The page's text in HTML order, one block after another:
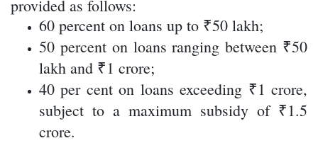
provided as follows:
60 percent on loans up to ₹50 lakh;
50 percent on loans ranging between ₹50
lakh and ₹1 crore;
40 per cent on loans exceeding ₹1 crore,
subject to a maximum subsidy of ₹1.5
crore.